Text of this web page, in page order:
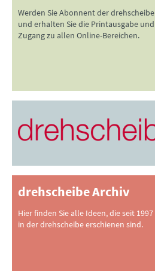
Werden Sie Abonnent der drehscheibe
und erhalten Sie die Printausgabe und
Zugang zu allen Online-Bereichen.
drehscheibe Archiv
Hier finden Sie alle Ideen, die seit 1997
in der drehscheibe erschienen sind.